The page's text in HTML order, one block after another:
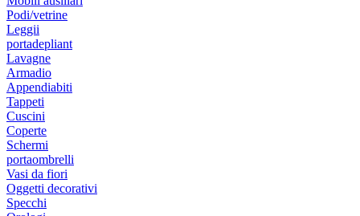
Podi/vetrine
Leggii
portadepliant
Lavagne
Armadio
Appendiabiti
Tappeti
Cuscini
Coperte
Schermi
portaombrelli
Vasi da fiori
Oggetti decorativi
Specchi